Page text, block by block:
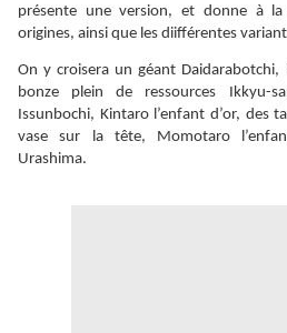
présente une version, et donne à
origines, ainsi que les diifférentes
On y croisera un géant
bonze plein de ressources Ikkyu-
Issunbochi, Kintaro l’enfant d’or, des
vase sur la tête, Momotaro
Urashima.